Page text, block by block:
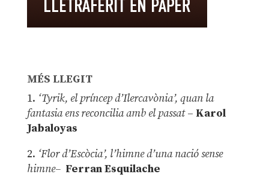
MÉS LLEGIT
1. ‘Tyrik, el príncep d’Ilercavònia’, quan la
fantasia ens reconcilia amb el passat– Karol
Jabaloyas
2. ‘Flor d’Escòcia’, l’himne d’una nació sense
himne– Ferran Esquilache